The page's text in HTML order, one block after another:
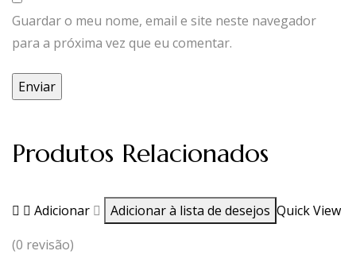
Guardar o meu nome, email e site neste navegador
para a próxima vez que eu comentar.
Produtos Relacionados
Adicionar Adicionar à lista de desejos Quick View
(0 revisão)